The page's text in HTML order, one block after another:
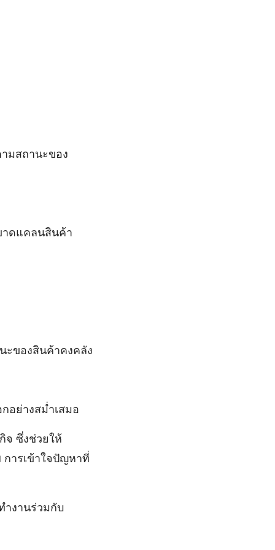
มสถานะของ
าดแคลนสินค้า
ะของสินค้าคงคลัง
อย่างสม่ำเสมอ
จ ซึ่งช่วยให้
ารเข้าใจปัญหาที่
ำงานร่วมกับ